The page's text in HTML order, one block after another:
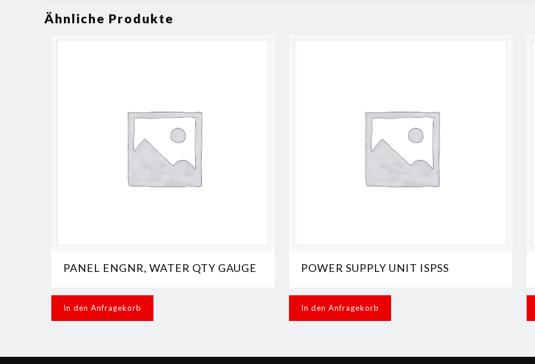
Ähnliche Produkte
PANEL ENGNR, WATER QTY GAUGE
In den Anfragekorb
POWER SUPPLY UNIT ISPSS
In den Anfragekorb